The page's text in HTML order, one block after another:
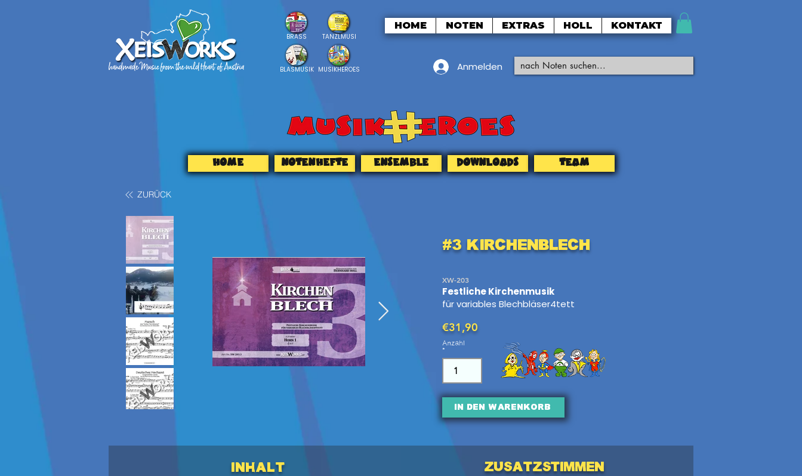
BRASS
BLASMUSIK
TANZLMUSI
MUSIKHEROES
HOME NOTEN EXTRAS HOLL KONTAKT
Anmelden
HOME NOTENHEFTE ENSEMBLE DOWNLOADS TEAM
ZURÜCK
#3 KirchenBlech
XW-203
Festliche Kirchenmusik
für variables Blechbläser4tett
€31,90
Anzahl
In den Warenkorb
INHALT
Zusatzstimmen